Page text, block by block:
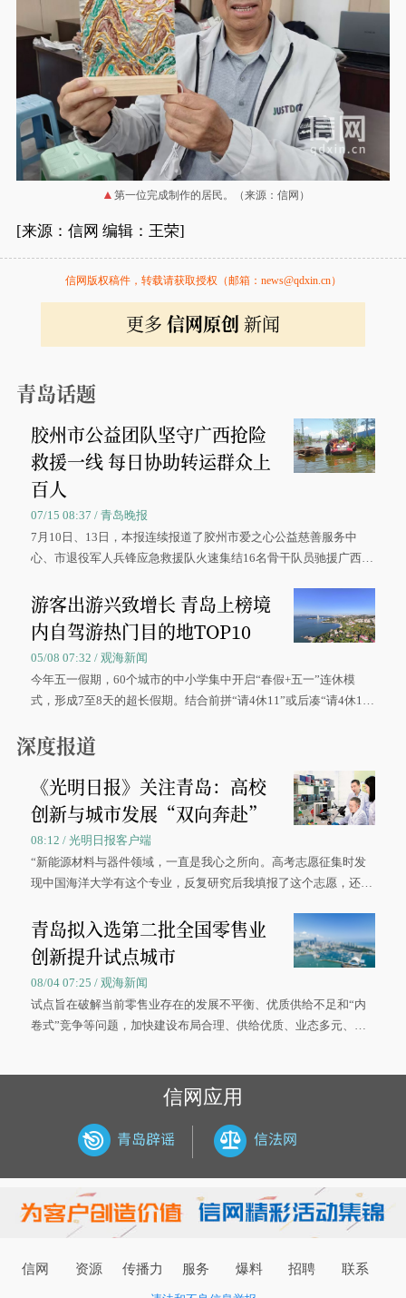
第一位完成制作的居民。（来源：信网）
[来源：信网 编辑：王荣]
信网版权稿件，转载请获取授权（邮箱：news@qdxin.cn）
更多 信网原创 新闻
青岛话题
胶州市公益团队坚守广西抢险
救援一线 每日协助转运群众上
百人
07/15 08:37 / 青岛晚报
7月10日、13日，本报连续报道了胶州市爱之心公益慈善服务中
心、市退役军人兵锋应急救援队火速集结16名骨干队员驰援广西灾
游客出游兴致增长 青岛上榜境
内自驾游热门目的地TOP10
05/08 07:32 / 观海新闻
今年五一假期，60个城市的中小学集中开启“春假+五一”连休模
式，形成7至8天的超长假期。结合前拼“请4休11”或后凑“请4休1
深度报道
《光明日报》关注青岛：高校
创新与城市发展“双向奔赴”
08:12 / 光明日报客户端
“新能源材料与器件领域，一直是我心之所向。高考志愿征集时发
现中国海洋大学有这个专业，反复研究后我填报了这个志愿，还真
大学材料科学与工程学院材料类专业的录取通知书。
青岛拟入选第二批全国零售业
创新提升试点城市
08/04 07:25 / 观海新闻
试点旨在破解当前零售业存在的发展不平衡、优质供给不足和“内
卷式”竞争等问题，加快建设布局合理、供给优质、业态多元、智
信网应用
信网 资源 传播力 服务 爆料 招聘 联系